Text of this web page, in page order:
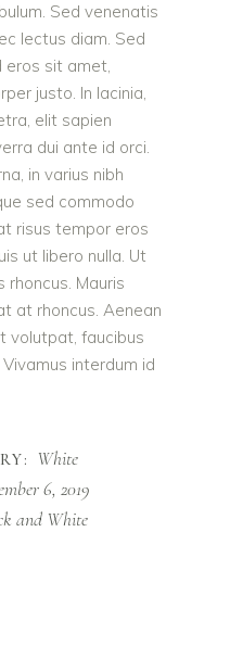
Sed venenatis
lectus diam. Sed
eros sit amet,
justo. In lacinia,
elit sapien
dui ante id orci.
in varius nibh
sed commodo
risus tempor eros
ut libero nulla. Ut
Mauris
at rhoncus. Aenean
volutpat, faucibus
interdum id
White
6, 2019
and White